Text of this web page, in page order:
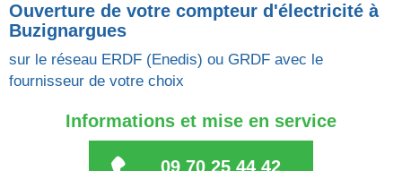
Ouverture de votre compteur d'électricité à
Buzignargues
sur le réseau ERDF (Enedis) ou GRDF avec le
fournisseur de votre choix
Informations et mise en service
09 70 25 44 42